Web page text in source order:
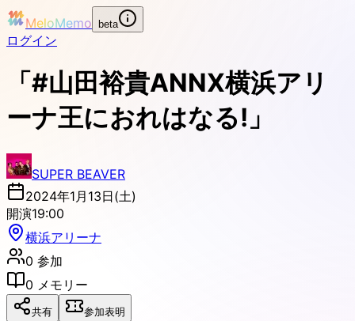
MeloMemo beta
ログイン
「#山田裕貴ANNX横浜アリ
ーナ王におれはなる!」
SUPER BEAVER
2024年1月13日(土)
開演19:00
横浜アリーナ
0 参加
0 メモリー
共有 参加表明